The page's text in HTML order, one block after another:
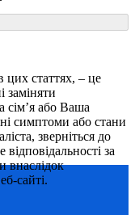
цих статтях, – це
заміняти
сім’я або Ваша
симптоми або стани
зверніться до
за
внаслідок
сайті.